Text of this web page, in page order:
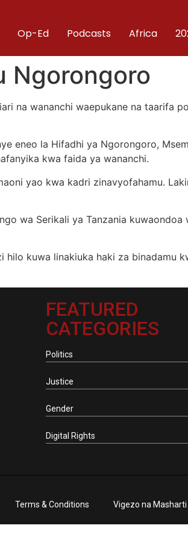
Op-Ed Podcasts Africa
Ngorongoro
na wananchi waepukane na taarifa
eneo la Hifadhi ya Ngorongoro,
kwa faida ya wananchi.
yao kwa kadri zinavyofahamu.
wa Serikali ya Tanzania kuwaondoa
kuwa linakiuka haki za binadamu
FEATURED
CATEGORIES
Politics
Justice
Gender
Digital Rights
Terms & Conditions Vigezo na Masharti